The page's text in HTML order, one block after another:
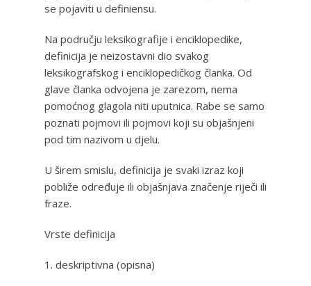
se pojaviti u definiensu.
Na području leksikografije i enciklopedike,
definicija je neizostavni dio svakog
leksikografskog i enciklopedičkog članka. Od
glave članka odvojena je zarezom, nema
pomoćnog glagola niti uputnica. Rabe se samo
poznati pojmovi ili pojmovi koji su objašnjeni
pod tim nazivom u djelu.
U širem smislu, definicija je svaki izraz koji
pobliže određuje ili objašnjava značenje riječi ili
fraze.
Vrste definicija
1. deskriptivna (opisna)